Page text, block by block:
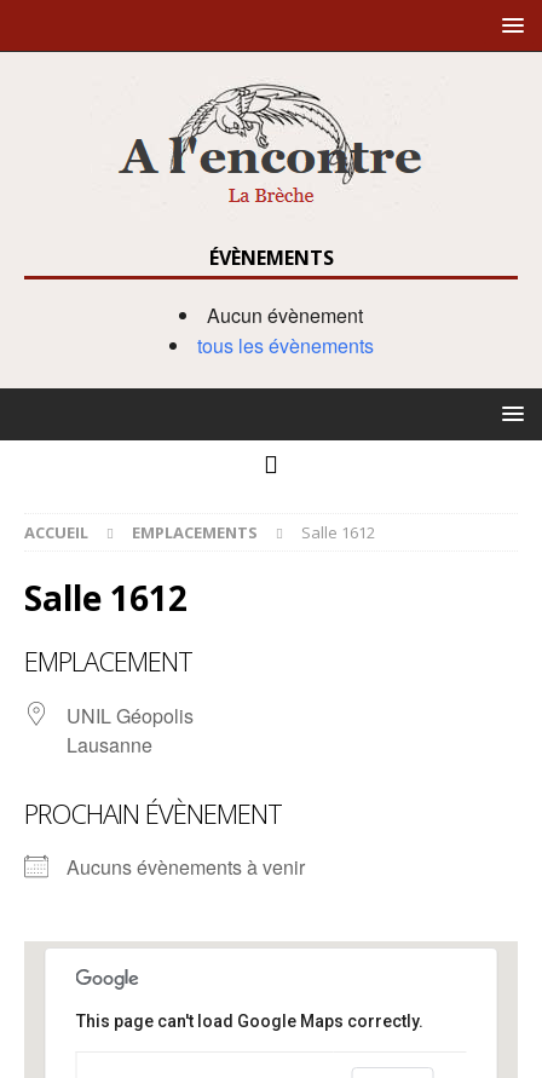
ÉVÈNEMENTS
Aucun évènement
tous les évènements
ACCUEIL EMPLACEMENTS Salle 1612
Salle 1612
EMPLACEMENT
UNIL Géopolis
Lausanne
PROCHAIN ÉVÈNEMENT
Aucuns évènements à venir
This page can't load Google Maps correctly.